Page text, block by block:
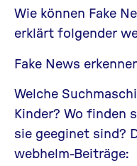
Wie können Fake
erklärt folgender
Fake News
Welche
Kinder? Wo finden
sie geeginet sind?
webhelm-Beiträge: